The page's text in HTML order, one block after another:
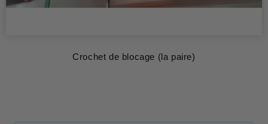
Crochet de blocage (la paire)